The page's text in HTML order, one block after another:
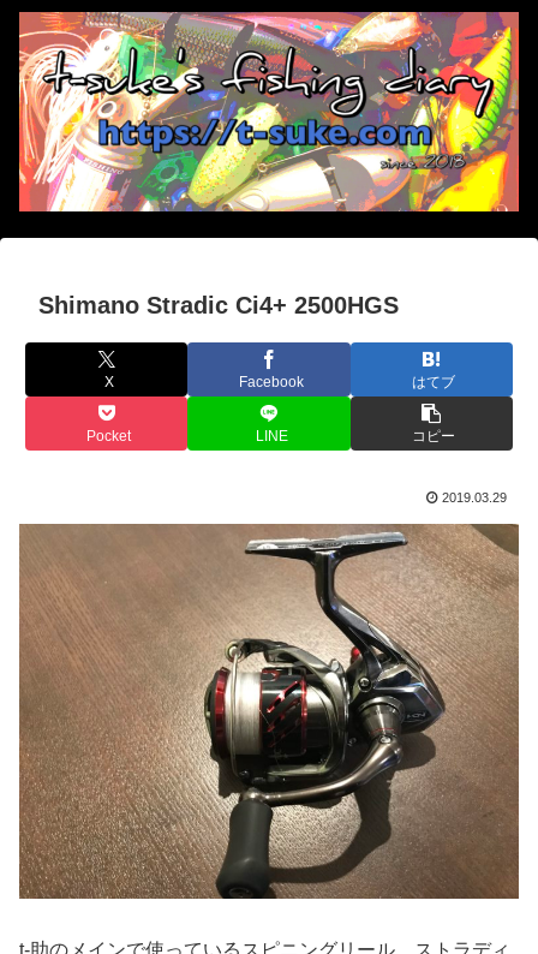
Shimano Stradic Ci4+ 2500HGS
X Facebook はてブ
Pocket LINE コピー
2019.03.29
t-助のメインで使っているスピニングリール、ストラディ